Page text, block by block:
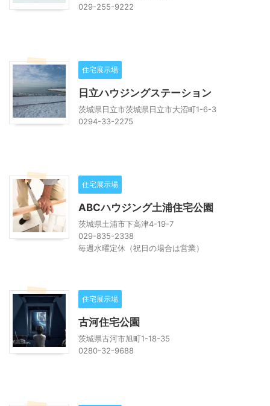
029-255-9222
住宅展示場
日立ハウジングステーション
茨城県日立市茨城県日立市大沼町1-6-3
0294-33-2275
住宅展示場
ABCハウジング土浦住宅公園
茨城県土浦市下高津4-19-7
029-835-2338
毎週水曜定休（祝日の場合は営業）
住宅展示場
古河住宅公園
茨城県古河市旭町1-18-35
0280-32-9688